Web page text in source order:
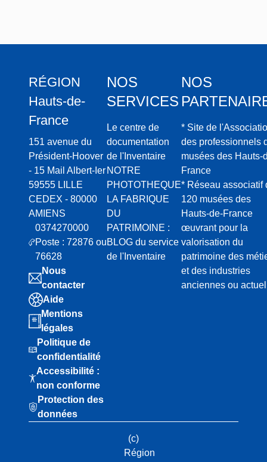
RÉGION
Hauts-de-
France
151 avenue du
Président-Hoover
- 15 Mail Albert-Ier
59555 LILLE
CEDEX - 80000
AMIENS
0374270000
Poste : 72876 ou
76628
Nous
contacter
Aide
Mentions
légales
Politique de
confidentialité
Accessibilité :
non conforme
Protection des
données
NOS
SERVICES
Le centre de
documentation
de l'Inventaire
NOTRE
PHOTOTHEQUE
LA FABRIQUE
DU
PATRIMOINE :
BLOG du service
de l'Inventaire
NOS
* Site de
des professionnels
musées des Hauts-
France
* Réseau associatif
120 musées des
Hauts-de-France
œuvrant pour la
valorisation du
patrimoine des
et des industries
anciennes ou
(c)
Région